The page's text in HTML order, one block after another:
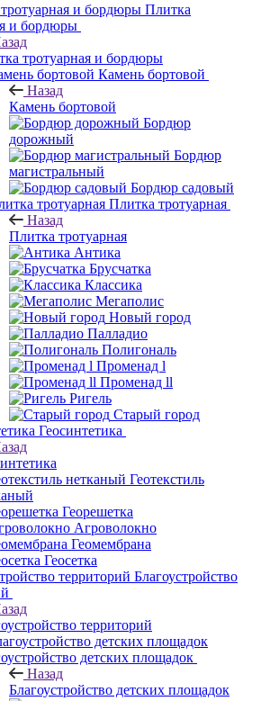
Плитка
и бордюры
тротуарная и бордюры
Камень бортовой
Назад
Камень бортовой
Бордюр
дорожный
Бордюр
магистральный
Бордюр садовый
Плитка тротуарная
Назад
Плитка тротуарная
Антика
Брусчатка
Классика
Мегаполис
Новый город
Палладио
Полигональ
Променад l
Променад ll
Ригель
Старый город
Геосинтетика
Геотекстиль
Георешетка
Агроволокно
Геомембрана
Геосетка
Благоустройство
территорий
детских площадок
Назад
Благоустройство детских площадок